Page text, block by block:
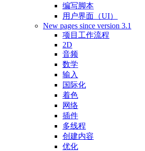
编写脚本
用户界面（UI）
New pages since version 3.1
项目工作流程
2D
音频
数学
输入
国际化
着色
网络
插件
多线程
创建内容
优化